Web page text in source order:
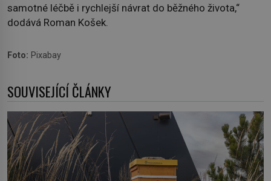
samotné léčbě i rychlejší návrat do běžného života,“
dodává Roman Košek.
Foto: Pixabay
SOUVISEJÍCÍ ČLÁNKY